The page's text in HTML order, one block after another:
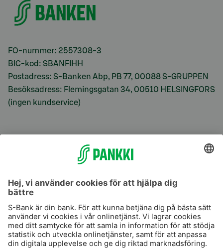
FO-nummer: 2557308-3
BIC-kod: SBANFIHH
Postadress: S-Banken Abp, PB 77, 00088 S-GRUPPEN
Besöksadress: Flemingsgatan 34, 00510 HELSINGFORS
(ingen kundservice)
S-Prime